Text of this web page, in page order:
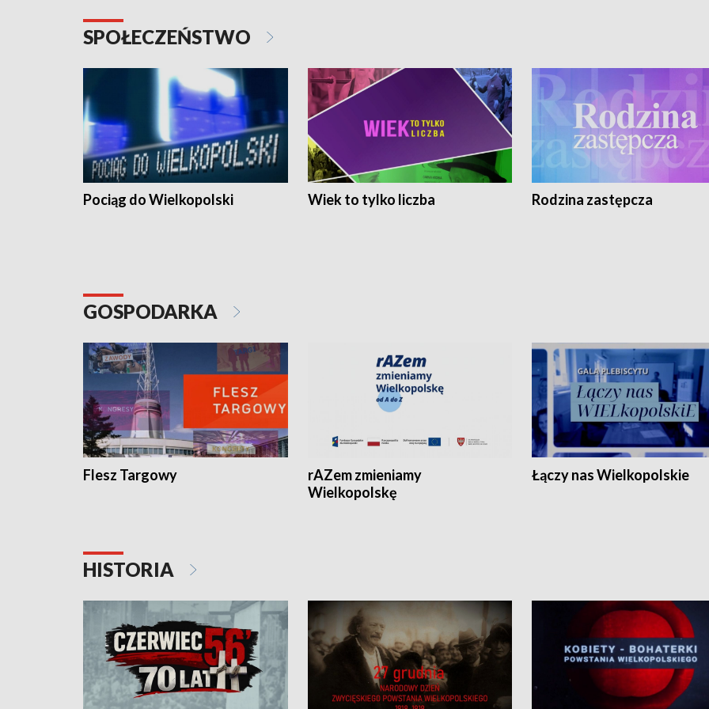
SPOŁECZEŃSTWO
Pociąg do Wielkopolski Wiek to tylko liczba Rodzina zastępcza
GOSPODARKA
Flesz Targowy
rAZem zmieniamy
Wielkopolskę
Łączy nas Wielkopolskie
HISTORIA